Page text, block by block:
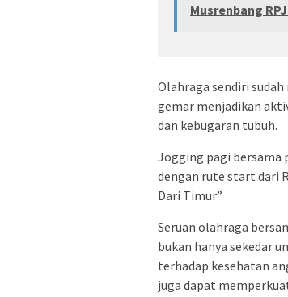
Musrenbang
Olahraga sendiri
gemar menjadikan
dan kebugaran tubuh.
Jogging pagi bersama
dengan rute start dari
Dari Timur”.
Seruan olahraga
bukan hanya sekedar
terhadap kesehatan
juga dapat